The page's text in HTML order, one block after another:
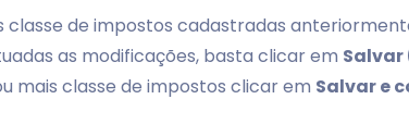
classe de impostos cadastradas
as modificações, basta clicar em Salvar
mais classe de impostos clicar em Salvar e